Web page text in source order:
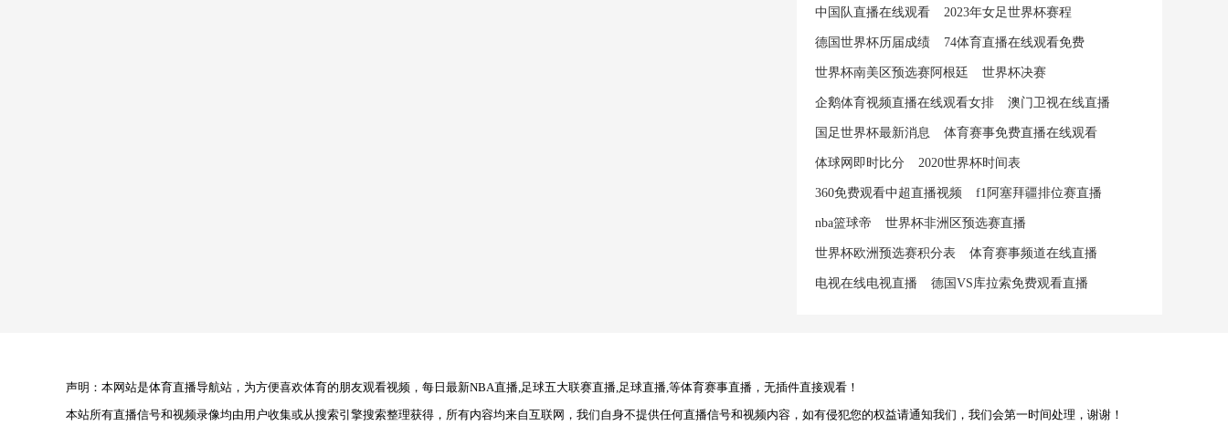
中国队直播在线观看 2023年女足世界杯赛程
德国世界杯历届成绩 74体育直播在线观看免费
世界杯南美区预选赛阿根廷 世界杯决赛
企鹅体育视频直播在线观看女排 澳门卫视在线直播
国足世界杯最新消息 体育赛事免费直播在线观看
体球网即时比分 2020世界杯时间表
360免费观看中超直播视频 f1阿塞拜疆排位赛直播
nba篮球帝 世界杯非洲区预选赛直播
世界杯欧洲预选赛积分表 体育赛事频道在线直播
电视在线电视直播 德国VS库拉索免费观看直播
声明：本网站是体育直播导航站，为方便喜欢体育的朋友观看视频，每日最新NBA直播,足球五大联赛直播,足球直播,等体育赛事直播，无插件直接观看！
本站所有直播信号和视频录像均由用户收集或从搜索引擎搜索整理获得，所有内容均来自互联网，我们自身不提供任何直播信号和视频内容，如有侵犯您的权益请通知我们，我们会第一时间处理，谢谢！